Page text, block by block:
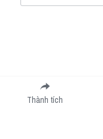
Submit
Thành tích